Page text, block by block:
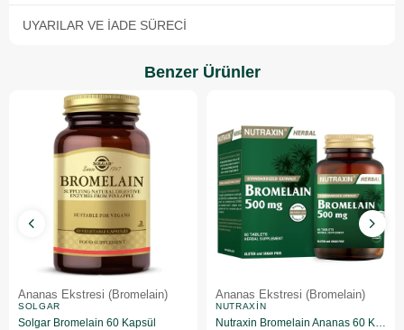
UYARILAR VE İADE SÜRECI
Benzer Ürünler
Ananas Ekstresi (Bromelain)
SOLGAR
Solgar Bromelain 60 Kapsül
Ananas Ekstresi (Bromelain)
NUTRAXIN
Nutraxin Bromelain Ananas 60 Kapsül